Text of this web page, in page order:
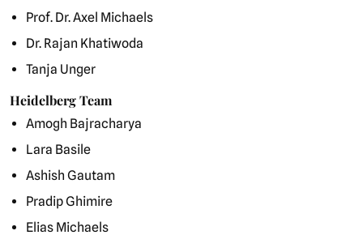
Prof. Dr. Axel Michaels
Dr. Rajan Khatiwoda
Tanja Unger
Heidelberg Team
Amogh Bajracharya
Lara Basile
Ashish Gautam
Pradip Ghimire
Elias Michaels